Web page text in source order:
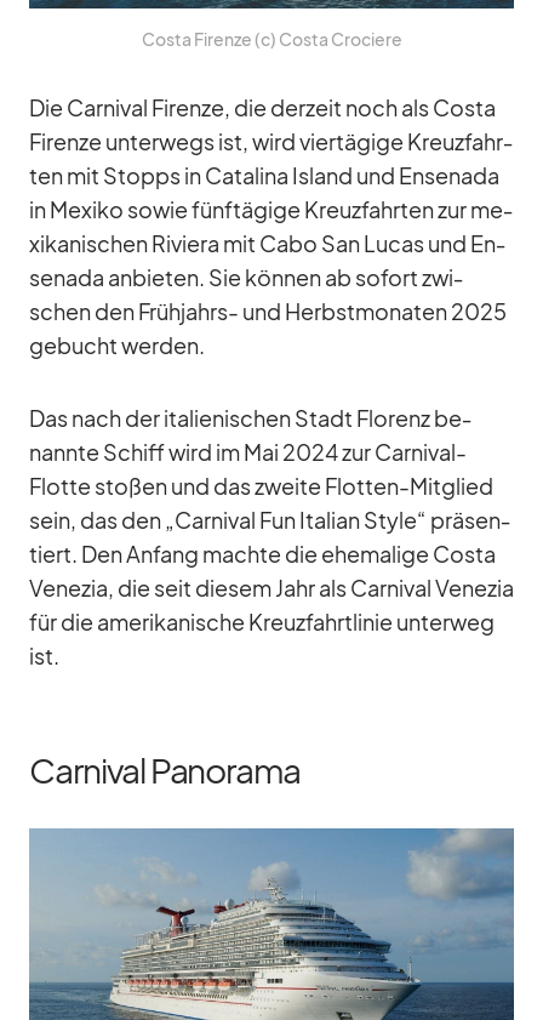
Costa Firenze (c) Costa Cro­ciere
Die Car­ni­val Firenze, die der­zeit noch als Costa
Firenze un­ter­wegs ist, wird vier­tä­gige Kreuz­fahr­
ten mit Stopps in Ca­ta­lina Is­land und En­senada
in Me­xiko so­wie fünf­tä­gige Kreuz­fahr­ten zur me­
xi­ka­ni­schen Ri­viera mit Cabo San Lu­cas und En­
senada an­bie­ten. Sie kön­nen ab so­fort zwi­
schen den Früh­jahrs- und Herbst­mo­na­ten 2025
ge­bucht wer­den.
Das nach der ita­lie­ni­schen Stadt Flo­renz be­
nannte Schiff wird im Mai 2024 zur Car­ni­val-
Flotte sto­ßen und das zweite Flot­ten-Mit­glied
sein, das den „Car­ni­val Fun Ita­lian Style“ prä­sen­
tiert. Den An­fang machte die ehe­ma­lige Costa
Ve­ne­zia, die seit die­sem Jahr als Car­ni­val Ve­ne­zia
für die ame­ri­ka­ni­sche Kreuz­fahrt­li­nie un­ter­weg
ist.
Carnival Panorama